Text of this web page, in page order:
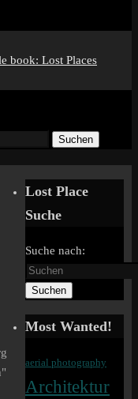
book: Lost Places
Suchen
Lost Place
Suche
Suche nach:
Suchen
Most Wanted!
aerial photography
Architektur